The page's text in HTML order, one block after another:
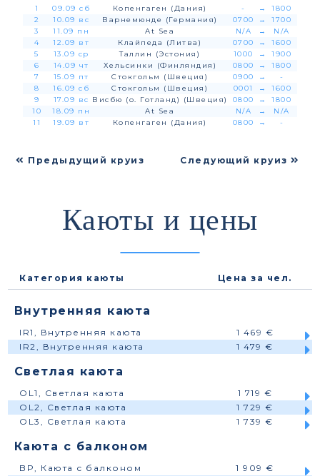
1
09.09 сб Копенгаген (Дания) - →
1800
2
10.09 вс Варнемюнде (Германия) 0700 →
1700
3
11.09 пн At Sea N/A →
N/A
4
12.09 вт Клайпеда (Литва) 0700 →
1600
5
13.09 ср Таллин (Эстония) 1000 →
1900
6
14.09 чт Хельсинки (Финляндия) 0800 →
1800
7
15.09 пт Стокгольм (Швеция) 0900 →
-
8
16.09 сб Стокгольм (Швеция) 0001 →
1600
9
17.09 вс Висбю (о. Готланд) (Швеция) 0800 →
1800
10
18.09 пн At Sea N/A →
N/A
11
19.09 вт Копенгаген (Дания) 0800 → -
Предыдущий круиз Следующий круиз
Каюты и цены
Категория каюты Цена за чел.
Внутренняя каюта
IR1, Внутренняя каюта
1 469 €
IR2, Внутренняя каюта
1 479 €
Светлая каюта
OL1, Светлая каюта
1 719 €
OL2, Светлая каюта
1 729 €
OL3, Светлая каюта
1 739 €
Каюта с балконом
BP, Каюта с балконом
1 909 €